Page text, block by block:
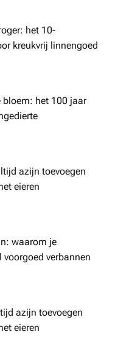
het 10-
kreukvrij linnengoed
bloem: het 100 jaar
azijn toevoegen
eieren
waarom je
verbannen
azijn toevoegen
eieren